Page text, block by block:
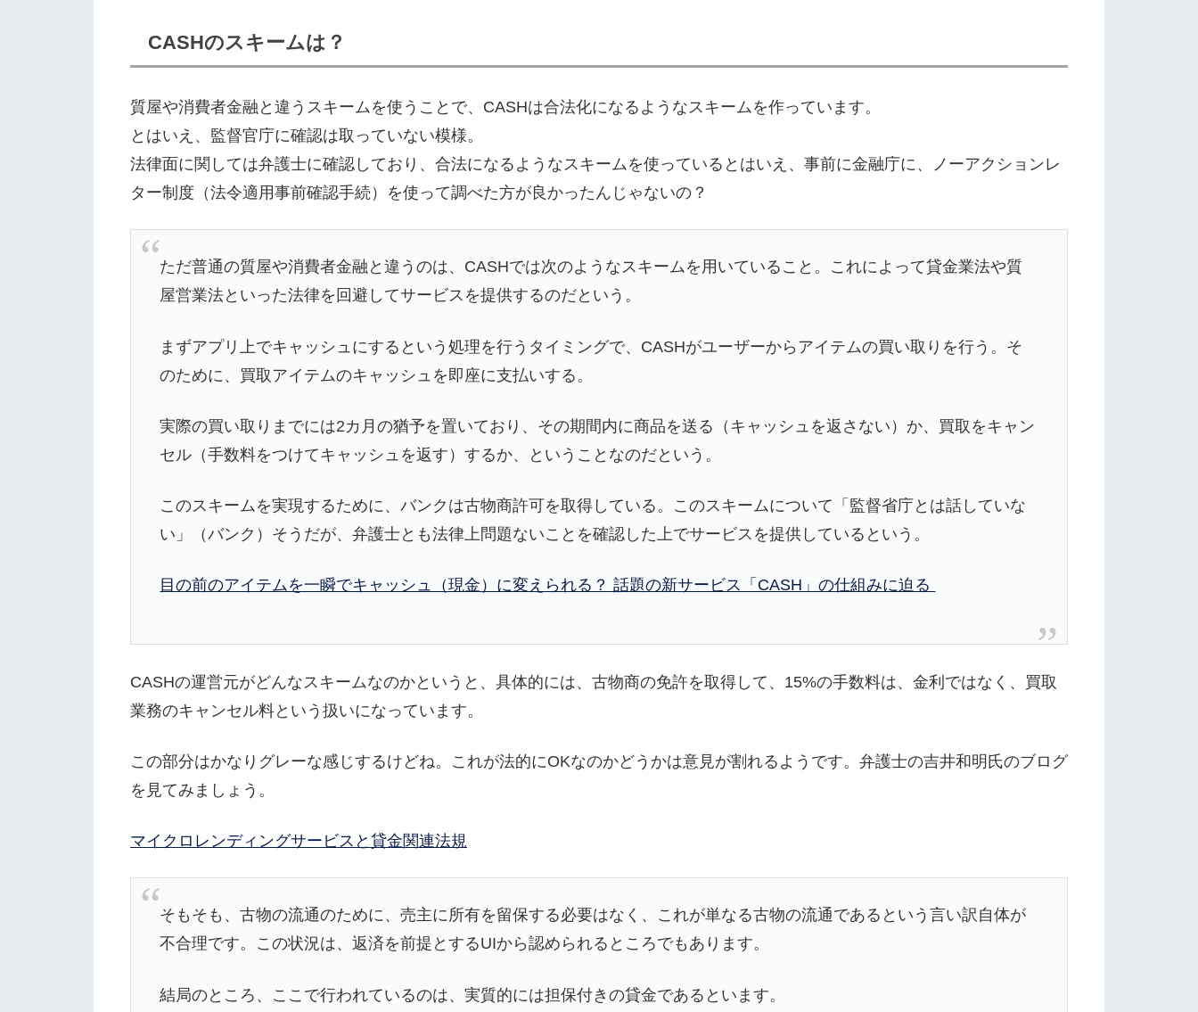
CASHのスキームは？
質屋や消費者金融と違うスキームを使うことで、CASHは合法化になるようなスキームを作っています。
とはいえ、監督官庁に確認は取っていない模様。
法律面に関しては弁護士に確認しており、合法になるようなスキームを使っているとはいえ、事前に金融庁に、ノーアクションレ
ター制度（法令適用事前確認手続）を使って調べた方が良かったんじゃないの？
ただ普通の質屋や消費者金融と違うのは、CASHでは次のようなスキームを用いていること。これによって貸金業法や質
屋営業法といった法律を回避してサービスを提供するのだという。
まずアプリ上でキャッシュにするという処理を行うタイミングで、CASHがユーザーからアイテムの買い取りを行う。そ
のために、買取アイテムのキャッシュを即座に支払いする。
実際の買い取りまでには2カ月の猶予を置いており、その期間内に商品を送る（キャッシュを返さない）か、買取をキャン
セル（手数料をつけてキャッシュを返す）するか、ということなのだという。
このスキームを実現するために、バンクは古物商許可を取得している。このスキームについて「監督省庁とは話していな
い」（バンク）そうだが、弁護士とも法律上問題ないことを確認した上でサービスを提供しているという。
目の前のアイテムを一瞬でキャッシュ（現金）に変えられる？ 話題の新サービス「CASH」の仕組みに迫る
CASHの運営元がどんなスキームなのかというと、具体的には、古物商の免許を取得して、15%の手数料は、金利ではなく、買取
業務のキャンセル料という扱いになっています。
この部分はかなりグレーな感じするけどね。これが法的にOKなのかどうかは意見が割れるようです。弁護士の吉井和明氏のブログ
を見てみましょう。
マイクロレンディングサービスと貸金関連法規
そもそも、古物の流通のために、売主に所有を留保する必要はなく、これが単なる古物の流通であるという言い訳自体が
不合理です。この状況は、返済を前提とするUIから認められるところでもあります。
結局のところ、ここで行われているのは、実質的には担保付きの貸金であるといます。